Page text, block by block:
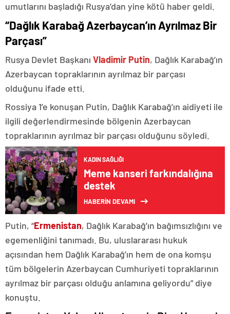
umutlarını başladığı Rusya’dan yine kötü haber geldi.
“Dağlık Karabağ Azerbaycan’ın Ayrılmaz Bir
Parçası”
Rusya Devlet Başkanı Vladimir Putin, Dağlık Karabağ’ın
Azerbaycan topraklarının ayrılmaz bir parçası
olduğunu ifade etti.
Rossiya 1’e konuşan Putin, Dağlık Karabağ’ın aidiyeti ile
ilgili değerlendirmesinde bölgenin Azerbaycan
topraklarının ayrılmaz bir parçası olduğunu söyledi.
KADIN SAĞLIĞI
Meme kanseri farkındalığına
destek
HABERİN DEVAMI
Putin, “Ermenistan, Dağlık Karabağ’ın bağımsızlığını ve
egemenliğini tanımadı. Bu, uluslararası hukuk
açısından hem Dağlık Karabağ’ın hem de ona komşu
tüm bölgelerin Azerbaycan Cumhuriyeti topraklarının
ayrılmaz bir parçası olduğu anlamına geliyordu” diye
konuştu.